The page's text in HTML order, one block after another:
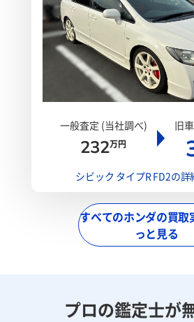
一般査定 (当社調べ)
232万円
旧
シビック タイプR FD2の詳
すべてのホンダの買取
っと見る
プロの鑑定士が